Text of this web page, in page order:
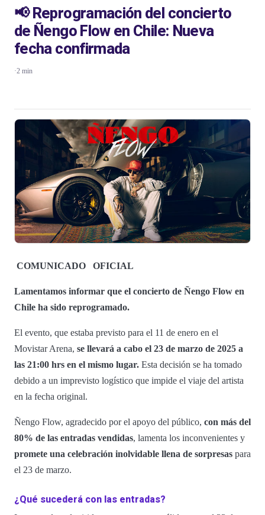
📢 Reprogramación del concierto
de Ñengo Flow en Chile: Nueva
fecha confirmada
·2 min
COMUNICADO OFICIAL
Lamentamos informar que el concierto de Ñengo Flow en
Chile ha sido reprogramado.
El evento, que estaba previsto para el 11 de enero en el
Movistar Arena, se llevará a cabo el 23 de marzo de 2025 a
las 21:00 hrs en el mismo lugar. Esta decisión se ha tomado
debido a un imprevisto logístico que impide el viaje del artista
en la fecha original.
Ñengo Flow, agradecido por el apoyo del público, con más del
80% de las entradas vendidas, lamenta los inconvenientes y
promete una celebración inolvidable llena de sorpresas para
el 23 de marzo.
¿Qué sucederá con las entradas?